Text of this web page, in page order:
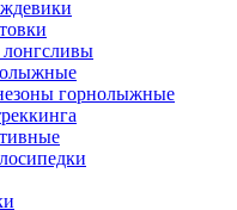
горнолыжные